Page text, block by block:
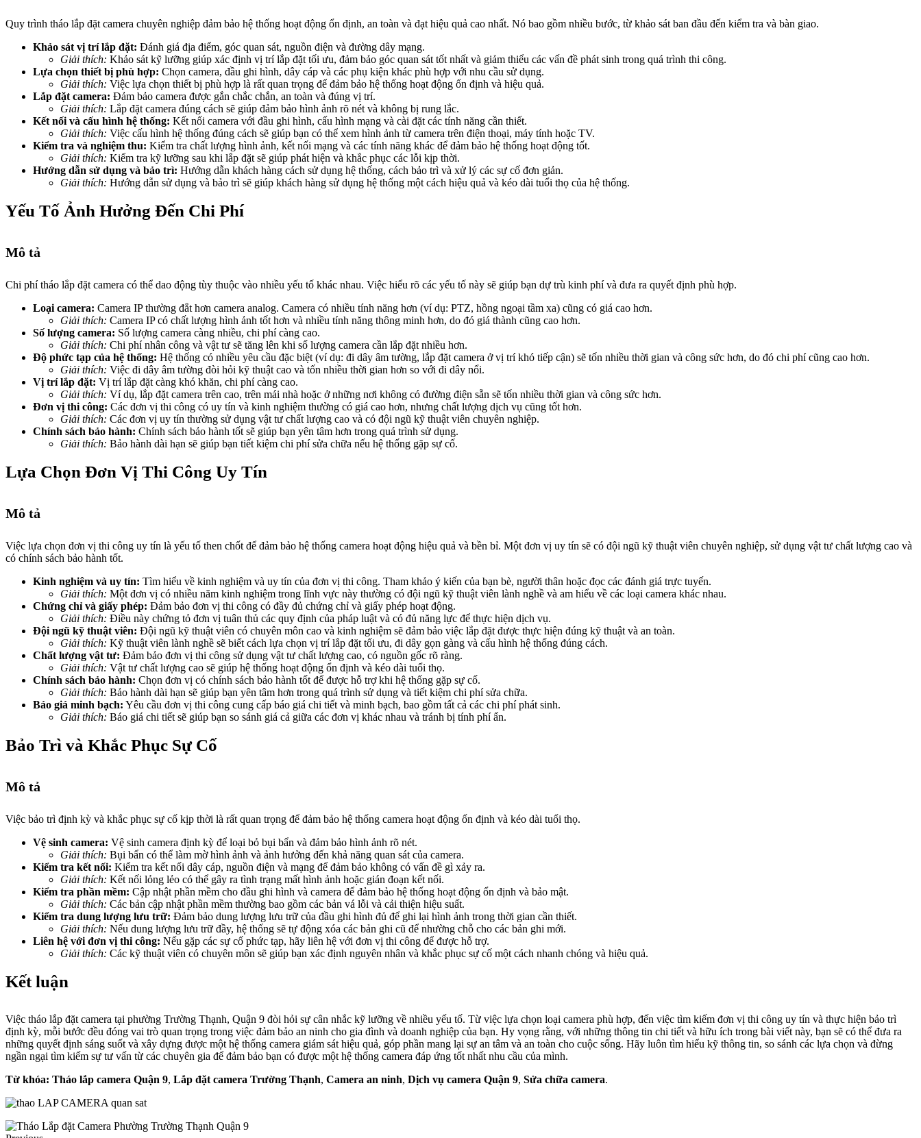
Quy trình tháo lắp đặt camera chuyên nghiệp đảm bảo hệ thống hoạt động ổn định, an toàn và đạt hiệu quả cao nhất. Nó bao gồm nhiều bước, từ khảo sát ban đầu đến kiểm tra và bàn giao.
Khảo sát vị trí lắp đặt: Đánh giá địa điểm, góc quan sát, nguồn điện và đường dây mạng.
Giải thích: Khảo sát kỹ lưỡng giúp xác định vị trí lắp đặt tối ưu, đảm bảo góc quan sát tốt nhất và giảm thiểu các vấn đề phát sinh trong quá trình thi công.
Lựa chọn thiết bị phù hợp: Chọn camera, đầu ghi hình, dây cáp và các phụ kiện khác phù hợp với nhu cầu sử dụng.
Giải thích: Việc lựa chọn thiết bị phù hợp là rất quan trọng để đảm bảo hệ thống hoạt động ổn định và hiệu quả.
Lắp đặt camera: Đảm bảo camera được gắn chắc chắn, an toàn và đúng vị trí.
Giải thích: Lắp đặt camera đúng cách sẽ giúp đảm bảo hình ảnh rõ nét và không bị rung lắc.
Kết nối và cấu hình hệ thống: Kết nối camera với đầu ghi hình, cấu hình mạng và cài đặt các tính năng cần thiết.
Giải thích: Việc cấu hình hệ thống đúng cách sẽ giúp bạn có thể xem hình ảnh từ camera trên điện thoại, máy tính hoặc TV.
Kiểm tra và nghiệm thu: Kiểm tra chất lượng hình ảnh, kết nối mạng và các tính năng khác để đảm bảo hệ thống hoạt động tốt.
Giải thích: Kiểm tra kỹ lưỡng sau khi lắp đặt sẽ giúp phát hiện và khắc phục các lỗi kịp thời.
Hướng dẫn sử dụng và bảo trì: Hướng dẫn khách hàng cách sử dụng hệ thống, cách bảo trì và xử lý các sự cố đơn giản.
Giải thích: Hướng dẫn sử dụng và bảo trì sẽ giúp khách hàng sử dụng hệ thống một cách hiệu quả và kéo dài tuổi thọ của hệ thống.
Yếu Tố Ảnh Hưởng Đến Chi Phí
Mô tả
Chi phí tháo lắp đặt camera có thể dao động tùy thuộc vào nhiều yếu tố khác nhau. Việc hiểu rõ các yếu tố này sẽ giúp bạn dự trù kinh phí và đưa ra quyết định phù hợp.
Loại camera: Camera IP thường đắt hơn camera analog. Camera có nhiều tính năng hơn (ví dụ: PTZ, hồng ngoại tầm xa) cũng có giá cao hơn.
Giải thích: Camera IP có chất lượng hình ảnh tốt hơn và nhiều tính năng thông minh hơn, do đó giá thành cũng cao hơn.
Số lượng camera: Số lượng camera càng nhiều, chi phí càng cao.
Giải thích: Chi phí nhân công và vật tư sẽ tăng lên khi số lượng camera cần lắp đặt nhiều hơn.
Độ phức tạp của hệ thống: Hệ thống có nhiều yêu cầu đặc biệt (ví dụ: đi dây âm tường, lắp đặt camera ở vị trí khó tiếp cận) sẽ tốn nhiều thời gian và công sức hơn, do đó chi phí cũng cao hơn.
Giải thích: Việc đi dây âm tường đòi hỏi kỹ thuật cao và tốn nhiều thời gian hơn so với đi dây nổi.
Vị trí lắp đặt: Vị trí lắp đặt càng khó khăn, chi phí càng cao.
Giải thích: Ví dụ, lắp đặt camera trên cao, trên mái nhà hoặc ở những nơi không có đường điện sẵn sẽ tốn nhiều thời gian và công sức hơn.
Đơn vị thi công: Các đơn vị thi công có uy tín và kinh nghiệm thường có giá cao hơn, nhưng chất lượng dịch vụ cũng tốt hơn.
Giải thích: Các đơn vị uy tín thường sử dụng vật tư chất lượng cao và có đội ngũ kỹ thuật viên chuyên nghiệp.
Chính sách bảo hành: Chính sách bảo hành tốt sẽ giúp bạn yên tâm hơn trong quá trình sử dụng.
Giải thích: Bảo hành dài hạn sẽ giúp bạn tiết kiệm chi phí sửa chữa nếu hệ thống gặp sự cố.
Lựa Chọn Đơn Vị Thi Công Uy Tín
Mô tả
Việc lựa chọn đơn vị thi công uy tín là yếu tố then chốt để đảm bảo hệ thống camera hoạt động hiệu quả và bền bỉ. Một đơn vị uy tín sẽ có đội ngũ kỹ thuật viên chuyên nghiệp, sử dụng vật tư chất lượng cao và
có chính sách bảo hành tốt.
Kinh nghiệm và uy tín: Tìm hiểu về kinh nghiệm và uy tín của đơn vị thi công. Tham khảo ý kiến của bạn bè, người thân hoặc đọc các đánh giá trực tuyến.
Giải thích: Một đơn vị có nhiều năm kinh nghiệm trong lĩnh vực này thường có đội ngũ kỹ thuật viên lành nghề và am hiểu về các loại camera khác nhau.
Chứng chỉ và giấy phép: Đảm bảo đơn vị thi công có đầy đủ chứng chỉ và giấy phép hoạt động.
Giải thích: Điều này chứng tỏ đơn vị tuân thủ các quy định của pháp luật và có đủ năng lực để thực hiện dịch vụ.
Đội ngũ kỹ thuật viên: Đội ngũ kỹ thuật viên có chuyên môn cao và kinh nghiệm sẽ đảm bảo việc lắp đặt được thực hiện đúng kỹ thuật và an toàn.
Giải thích: Kỹ thuật viên lành nghề sẽ biết cách lựa chọn vị trí lắp đặt tối ưu, đi dây gọn gàng và cấu hình hệ thống đúng cách.
Chất lượng vật tư: Đảm bảo đơn vị thi công sử dụng vật tư chất lượng cao, có nguồn gốc rõ ràng.
Giải thích: Vật tư chất lượng cao sẽ giúp hệ thống hoạt động ổn định và kéo dài tuổi thọ.
Chính sách bảo hành: Chọn đơn vị có chính sách bảo hành tốt để được hỗ trợ khi hệ thống gặp sự cố.
Giải thích: Bảo hành dài hạn sẽ giúp bạn yên tâm hơn trong quá trình sử dụng và tiết kiệm chi phí sửa chữa.
Báo giá minh bạch: Yêu cầu đơn vị thi công cung cấp báo giá chi tiết và minh bạch, bao gồm tất cả các chi phí phát sinh.
Giải thích: Báo giá chi tiết sẽ giúp bạn so sánh giá cả giữa các đơn vị khác nhau và tránh bị tính phí ẩn.
Bảo Trì và Khắc Phục Sự Cố
Mô tả
Việc bảo trì định kỳ và khắc phục sự cố kịp thời là rất quan trọng để đảm bảo hệ thống camera hoạt động ổn định và kéo dài tuổi thọ.
Vệ sinh camera: Vệ sinh camera định kỳ để loại bỏ bụi bẩn và đảm bảo hình ảnh rõ nét.
Giải thích: Bụi bẩn có thể làm mờ hình ảnh và ảnh hưởng đến khả năng quan sát của camera.
Kiểm tra kết nối: Kiểm tra kết nối dây cáp, nguồn điện và mạng để đảm bảo không có vấn đề gì xảy ra.
Giải thích: Kết nối lỏng lẻo có thể gây ra tình trạng mất hình ảnh hoặc gián đoạn kết nối.
Kiểm tra phần mềm: Cập nhật phần mềm cho đầu ghi hình và camera để đảm bảo hệ thống hoạt động ổn định và bảo mật.
Giải thích: Các bản cập nhật phần mềm thường bao gồm các bản vá lỗi và cải thiện hiệu suất.
Kiểm tra dung lượng lưu trữ: Đảm bảo dung lượng lưu trữ của đầu ghi hình đủ để ghi lại hình ảnh trong thời gian cần thiết.
Giải thích: Nếu dung lượng lưu trữ đầy, hệ thống sẽ tự động xóa các bản ghi cũ để nhường chỗ cho các bản ghi mới.
Liên hệ với đơn vị thi công: Nếu gặp các sự cố phức tạp, hãy liên hệ với đơn vị thi công để được hỗ trợ.
Giải thích: Các kỹ thuật viên có chuyên môn sẽ giúp bạn xác định nguyên nhân và khắc phục sự cố một cách nhanh chóng và hiệu quả.
Kết luận
Việc tháo lắp đặt camera tại phường Trường Thạnh, Quận 9 đòi hỏi sự cân nhắc kỹ lưỡng về nhiều yếu tố. Từ việc lựa chọn loại camera phù hợp, đến việc tìm kiếm đơn vị thi công uy tín và thực hiện bảo trì
định kỳ, mỗi bước đều đóng vai trò quan trọng trong việc đảm bảo an ninh cho gia đình và doanh nghiệp của bạn. Hy vọng rằng, với những thông tin chi tiết và hữu ích trong bài viết này, bạn sẽ có thể đưa ra
những quyết định sáng suốt và xây dựng được một hệ thống camera giám sát hiệu quả, góp phần mang lại sự an tâm và an toàn cho cuộc sống. Hãy luôn tìm hiểu kỹ thông tin, so sánh các lựa chọn và đừng
ngần ngại tìm kiếm sự tư vấn từ các chuyên gia để đảm bảo bạn có được một hệ thống camera đáp ứng tốt nhất nhu cầu của mình.
Từ khóa: Tháo lắp camera Quận 9, Lắp đặt camera Trường Thạnh, Camera an ninh, Dịch vụ camera Quận 9, Sửa chữa camera.